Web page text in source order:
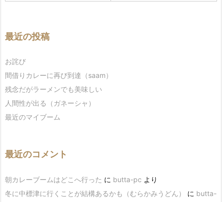
最近の投稿
お詫び
間借りカレーに再び到達（saam）
残念だがラーメンでも美味しい
人間性が出る（ガネーシャ）
最近のマイブーム
最近のコメント
朝カレーブームはどこへ行った に butta-pc より
冬に中標津に行くことが結構あるかも（むらかみうどん）
に butta-